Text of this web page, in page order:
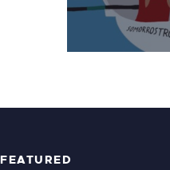
FEATURED